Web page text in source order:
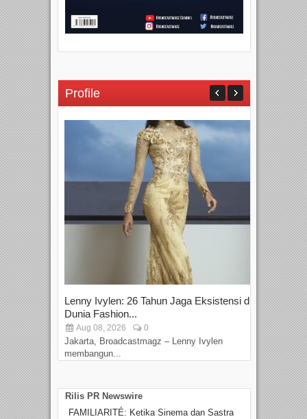
Profile
Lenny Ivylen: 26 Tahun Jaga Eksistensi di
Dunia Fashion...
Aug 08, 2026 0
Jakarta, Broadcastmagz – Lenny Ivylen
membangun...
Rilis PR Newswire
FAMILIARITÉ: Ketika Sinema dan Sastra